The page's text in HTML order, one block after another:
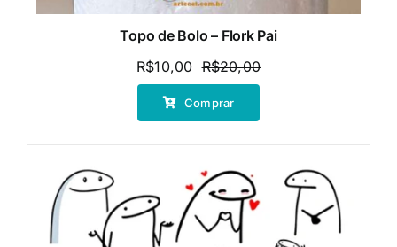
Topo de Bolo – Flork Pai
R$20,00O
preço
R$10,00
O
preço
Comprar